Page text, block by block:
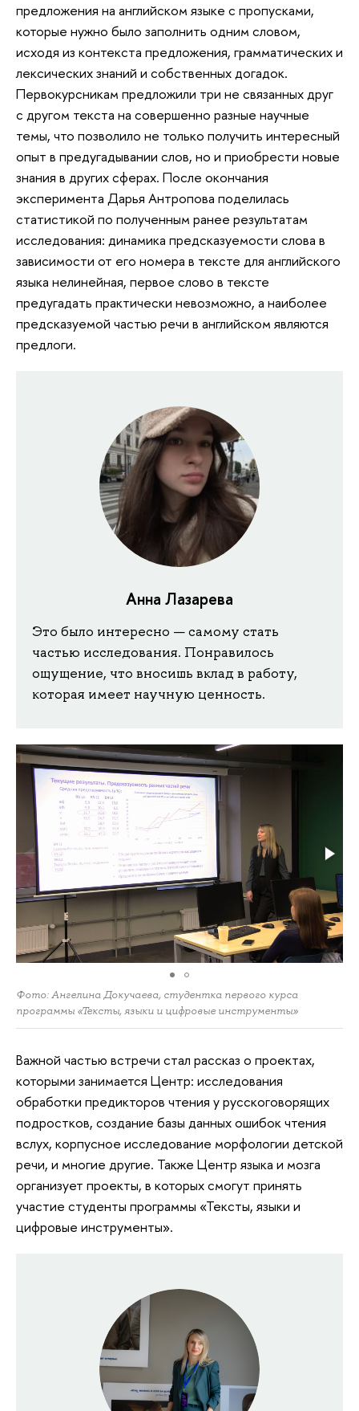
предложения на английском языке с пропусками,
которые нужно было заполнить одним словом,
исходя из контекста предложения, грамматических и
лексических знаний и собственных догадок.
Первокурсникам предложили три не связанных друг
с другом текста на совершенно разные научные
темы, что позволило не только получить интересный
опыт в предугадывании слов, но и приобрести новые
знания в других сферах. После окончания
эксперимента Дарья Антропова поделилась
статистикой по полученным ранее результатам
исследования: динамика предсказуемости слова в
зависимости от его номера в тексте для английского
языка нелинейная, первое слово в тексте
предугадать практически невозможно, а наиболее
предсказуемой частью речи в английском являются
предлоги.
Анна Лазарева
Это было интересно — самому стать
частью исследования. Понравилось
ощущение, что вносишь вклад в работу,
которая имеет научную ценность.
Фото: Ангелина Докучаева, студентка первого курса
программы «Тексты, языки и цифровые инструменты»
Важной частью встречи стал рассказ о проектах,
которыми занимается Центр: исследования
обработки предикторов чтения у русскоговорящих
подростков, создание базы данных ошибок чтения
вслух, корпусное исследование морфологии детской
речи, и многие другие. Также Центр языка и мозга
организует проекты, в которых смогут принять
участие студенты программы «Тексты, языки и
цифровые инструменты».